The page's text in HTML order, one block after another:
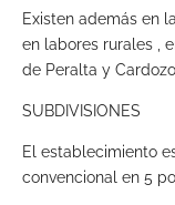
Existen además en
en labores rurales ,
de Peralta y
SUBDIVISIONES
El establecimiento
convencional en 5